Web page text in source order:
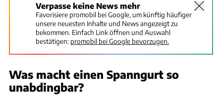
Verpasse keine News mehr
Favorisiere promobil bei Google, um künftig häufiger
unsere neuesten Inhalte und News angezeigt zu
bekommen. Einfach Link öffnen und Auswahl
bestätigen: promobil bei Google bevorzugen.
Was macht einen Spanngurt so
unabdingbar?